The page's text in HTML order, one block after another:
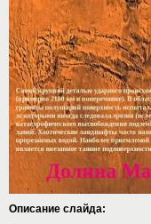
Описание слайда: